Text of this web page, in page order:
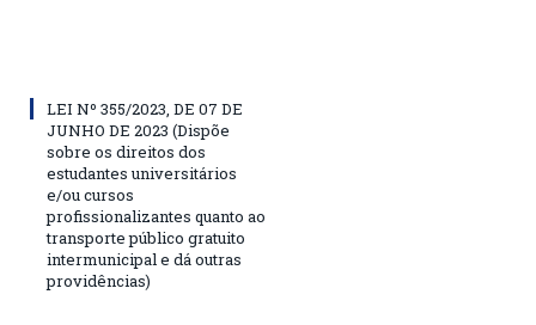
LEI Nº 355/2023, DE 07 DE
JUNHO DE 2023 (Dispõe
sobre os direitos dos
estudantes universitários
e/ou cursos
profissionalizantes quanto ao
transporte público gratuito
intermunicipal e dá outras
providências)